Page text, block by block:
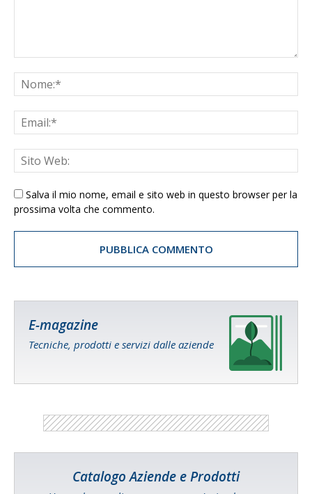
Salva il mio nome, email e sito web in questo browser per la
prossima volta che commento.
E-magazine
Tecniche, prodotti e servizi dalle aziende
Catalogo Aziende e Prodotti